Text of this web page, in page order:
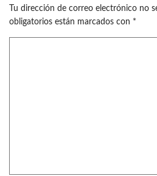
Tu dirección de correo electrónico no
obligatorios están marcados con *